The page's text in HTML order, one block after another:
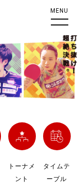
MENU
トーナメ
ント
タイムテ
ーブル